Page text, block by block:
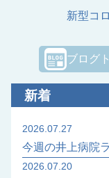
新型コ
ブログ
新着
2026.07.27
今週の井上病院
2026.07.20